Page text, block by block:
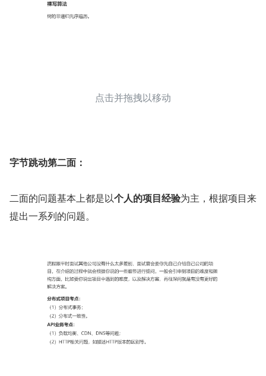
点击并拖拽以移动
字节跳动第二面：
二面的问题基本上都是以个人的项目经验为主，根据项目来
提出一系列的问题。